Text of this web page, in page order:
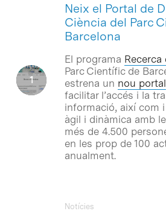
Neix el Portal de
Ciència del Parc
Barcelona
El programa
Parc Científic de
estrena un nou portal
facilitar l’accés i la
informació, així com
àgil i dinàmica amb
més de 4.500
en les prop de 100
anualment.
Notícies